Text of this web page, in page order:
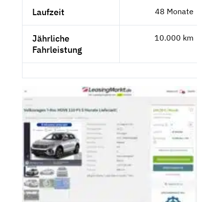
Laufzeit 48 Monate
Jährliche
Fahrleistung
10.000 km